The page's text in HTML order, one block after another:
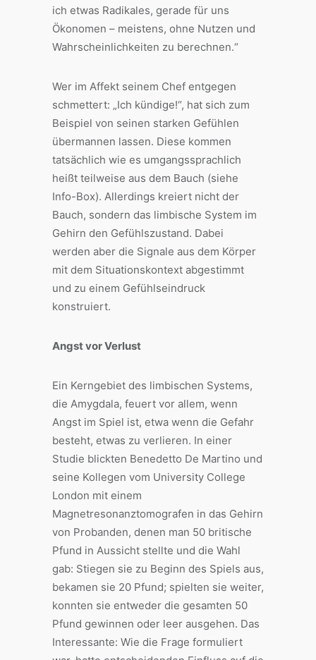
ich etwas Radikales, gerade für uns
Ökonomen – meistens, ohne Nutzen und
Wahrscheinlichkeiten zu berechnen.“
Wer im Affekt seinem Chef entgegen
schmettert: „Ich kündige!“, hat sich zum
Beispiel von seinen starken Gefühlen
übermannen lassen. Diese kommen
tatsächlich wie es umgangssprachlich
heißt teilweise aus dem Bauch (siehe
Info-Box). Allerdings kreiert nicht der
Bauch, sondern das limbische System im
Gehirn den Gefühlszustand. Dabei
werden aber die Signale aus dem Körper
mit dem Situationskontext abgestimmt
und zu einem Gefühlseindruck
konstruiert.
Angst vor Verlust
Ein Kerngebiet des limbischen Systems,
die Amygdala, feuert vor allem, wenn
Angst im Spiel ist, etwa wenn die Gefahr
besteht, etwas zu verlieren. In einer
Studie blickten Benedetto De Martino und
seine Kollegen vom University College
London mit einem
Magnetresonanztomografen in das Gehirn
von Probanden, denen man 50 britische
Pfund in Aussicht stellte und die Wahl
gab: Stiegen sie zu Beginn des Spiels aus,
bekamen sie 20 Pfund; spielten sie weiter,
konnten sie entweder die gesamten 50
Pfund gewinnen oder leer ausgehen. Das
Interessante: Wie die Frage formuliert